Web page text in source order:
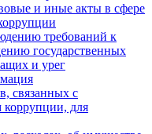
и иные акты в сфере
требований к
государственных
и урег
связанных с
коррупции, для